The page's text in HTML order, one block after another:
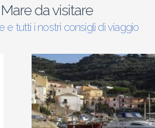
da visitare
e tutti i nostri consigli di viaggio